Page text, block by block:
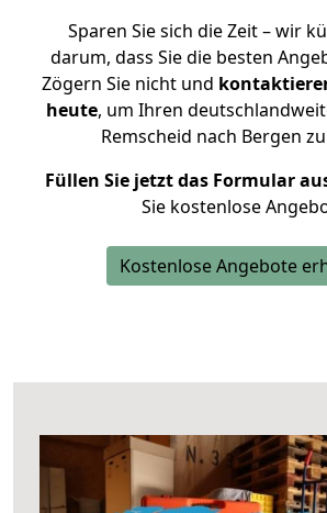
Sparen Sie sich die Zeit – wir
darum, dass Sie die besten
Zögern Sie nicht und
heute, um Ihren
Remscheid nach Bergen
Füllen Sie jetzt das Formular
Sie kostenlose
Kostenlose Angebote